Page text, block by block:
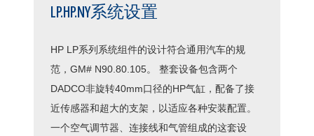
LP.HP.NY系统设置
HP LP系列系统组件的设计符合通用汽车的规
范，GM# N90.80.105。 整套设备包含两个
DADCO非旋转40mm口径的HP气缸，配备了接
近传感器和超大的支架，以适应各种安装配置。
一个空气调节器、连接线和气管组成的这套设